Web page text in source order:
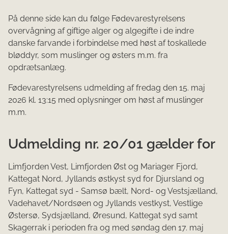
På denne side kan du følge Fødevarestyrelsens
overvågning af giftige alger og algegifte i de indre
danske farvande i forbindelse med høst af toskallede
blødd​yr, som muslinger og østers m.m. fra
opdrætsanlæg.
Fødevarestyrelsens udmelding af fredag den 15. maj
2026 kl. 13:15 med oplysninger om høst af muslinger
m.m.
Udmelding nr. 20/01 gælder for
Limfjorden Vest, Limfjorden Øst og Mariager Fjord,
Kattegat Nord, Jyllands østkyst syd for Djursland og
Fyn, Kattegat syd - Samsø bælt, Nord- og Vestsjælland,
Vadehavet/Nordsøen og Jyllands vestkyst, Vestlige
Østersø, Sydsjælland, Øresund, Kattegat syd samt
Skagerrak i perioden fra og med søndag den 17. maj